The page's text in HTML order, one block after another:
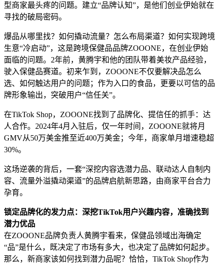
型商家最头疼的问题。建立“品牌认知”，是他们创业伊始就在
寻找的破局密码。
爆品从哪里找？如何撬动流量？怎么布局渠道？如何实现跨境
生意“冷启动”，这是跨境保健品品牌ZOOONE，在创业伊始
面临的问题。2年前，黄腾宇和他的团队带着美妆产品经验，
驶入保健品赛道。初来乍到，ZOOONE不仅要解决品怎么
选、如何触达用户的问题；作为入口的食品，更要以可信的品
牌形象输出，突破用户“信任关”。
在TikTok Shop，ZOOONE找到了品牌化、提信任的抓手：达
人合作。2024年4月入驻后，仅一年时间，ZOOONE就将月
GMV从50万美金推至近400万美金；今年，商家单月增速稳超
30%。
这场逆袭的背后，一套“深挖内容选潜力品、联动达人自制内
容、流量外溢撬动渠道”的品牌启航新思路，由商家平台合力
孕育。
锁定品牌化的发力点：深挖TikTok用户兴趣内容，准确找到
潜力优品
在ZOOONE品牌负责人黄腾宇看来，保健品领域出海确定
“品”是什么，既决定了市场有多大，也决定了品牌如何起步。
那么，新商家该如何找到潜力品呢？恰恰，TikTok Shop作为